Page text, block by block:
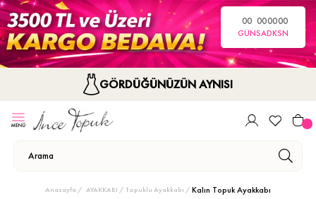
00
GÜN
00
SA
00
DK
00
SN
GÖRDÜĞÜNÜZÜN AYNISI
Anasayfa AYAKKABI Topuklu Ayakkabı Kalın Topuk Ayakkabı